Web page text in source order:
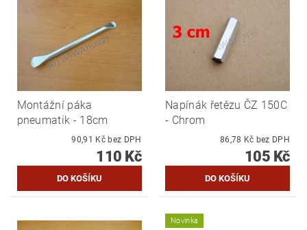
Montážní páka
pneumatik - 18cm
90,91 Kč bez DPH
110 Kč
Napínák řetězu ČZ 150C
- Chrom
86,78 Kč bez DPH
105 Kč
Novinka